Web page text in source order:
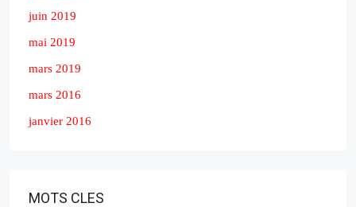
juin 2019
mai 2019
mars 2019
mars 2016
janvier 2016
MOTS CLES